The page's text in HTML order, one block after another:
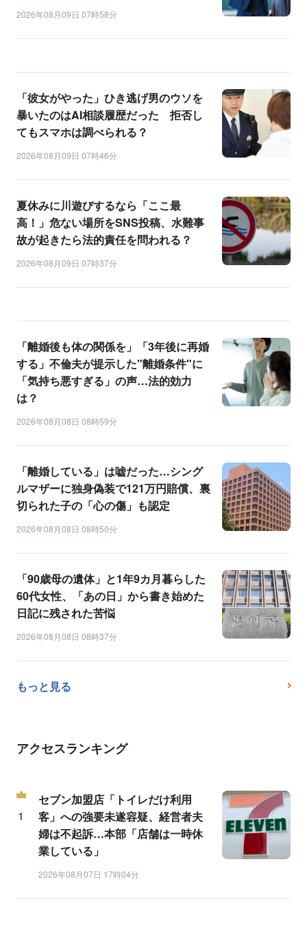
2026年08月09日 07時58分
「彼女がやった」ひき逃げ男のウソを
暴いたのはAI相談履歴だった 拒否し
てもスマホは調べられる？
2026年08月09日 07時46分
夏休みに川遊びするなら「ここ最
高！」危ない場所をSNS投稿、水難事
故が起きたら法的責任を問われる？
2026年08月09日 07時37分
「離婚後も体の関係を」「3年後に再婚
する」不倫夫が提示した"離婚条件"に
「気持ち悪すぎる」の声…法的効力
は？
2026年08月08日 08時59分
「離婚している」は嘘だった…シング
ルマザーに独身偽装で121万円賠償、裏
切られた子の「心の傷」も認定
2026年08月08日 08時50分
「90歳母の遺体」と1年9カ月暮らした
60代女性、「あの日」から書き始めた
日記に残された苦悩
2026年08月08日 08時37分
もっと見る
アクセスランキング
セブン加盟店「トイレだけ利用
客」への強要未遂容疑、経営者夫
婦は不起訴…本部「店舗は一時休
業している」
2026年08月07日 17時04分